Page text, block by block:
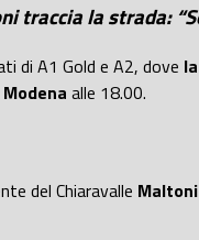
traccia la strada:
di A1 Gold e A2, dove
alle 18.00.
del Chiaravalle Maltoni